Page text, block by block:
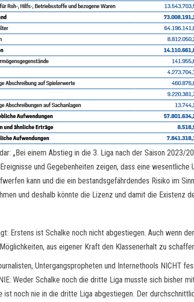
„Bei einem Abstieg in die 3. Liga nach der Saison 2023/
und Gegebenheiten zeigen, dass eine
kann und die ein bestandsgefährdendes Risiko im
und deshalb könnte die Lizenz und damit die Existenz
Erstens ist Schalke noch nicht abgestiegen. Auch wenn
aus eigener Kraft den Klassenerhalt zu
Untergangspropheten und Internethools NICHT
Weder Schalke noch die dritte Liga musste sich bisher
ist noch nie in die dritte Liga abgestiegen. Der